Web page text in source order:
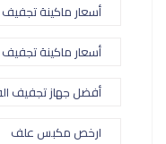
أسعار ماكينة
أسعار ماكينة تجفيف
أفضل جهاز تجفيف
ارخص مكبس علف